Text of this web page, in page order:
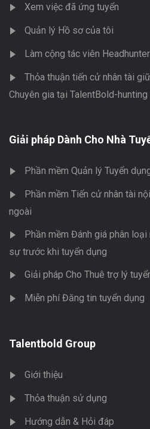
Xem việc đã ứng tuyển
Quản lý Hồ sơ của tôi
Làm cộng tác viên Headhunter
Thỏa thuận tiến cử nhân tài
Chuyên gia tại TalentBold-
Giải pháp Dành Cho Nhà
Phần mềm Quản lý Tuyển
Phần mềm Tiến cử nhân tài
ngoài
Phần mềm Đánh giá phân
sự trước khi tuyển dụng
Giải pháp Cho Thuê trợ lý
Miễn phí Đăng tin tuyển dụng
Talentbold Group
Giới thiệu
Thỏa thuận sử dụng
Hướng dẫn & Hỏi đáp